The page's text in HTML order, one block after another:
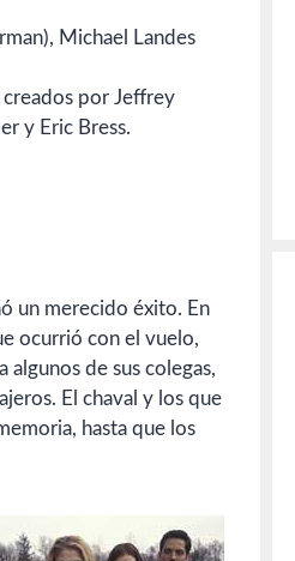
Michael Landes
creados por Jeffrey
y Eric Bress.
un merecido éxito. En
ocurrió con el vuelo,
de sus colegas,
El chaval y los que
hasta que los